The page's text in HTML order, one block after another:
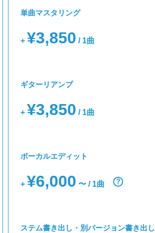
単曲マスタリング
+ ¥3,850 / 1曲
ギターリアンプ
+ ¥3,850 / 1曲
ボーカルエディット
+ ¥6,000 〜 / 1曲 ？
ステム書き出し・別バージョン書き出し